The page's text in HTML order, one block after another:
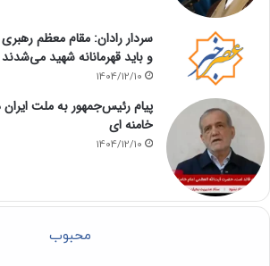
سردار رادان: مقام معظم
و باید قهرمانانه شهید می‌شدند
1404/12/10
پیام رئیس‌جمهور به ملت
خامنه ای
1404/12/10
محبوب